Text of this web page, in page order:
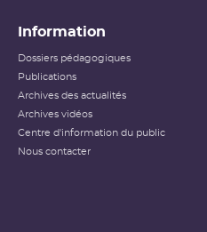
Information
Dossiers pédagogiques
Publications
Archives des actualités
Archives vidéos
Centre d'information du public
Nous contacter